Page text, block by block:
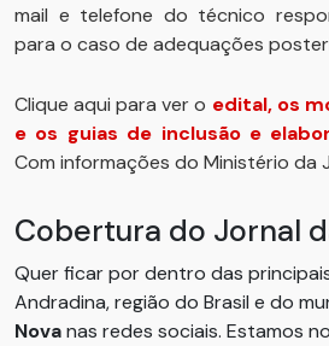
mail e telefone do técnico
para o caso de adequações
Clique aqui para ver o edital, os
e os guias de inclusão e
Com informações do Ministério da
Cobertura do Jornal
Quer ficar por dentro das
Andradina, região do Brasil e do
Novanas redes sociais. Estamos no